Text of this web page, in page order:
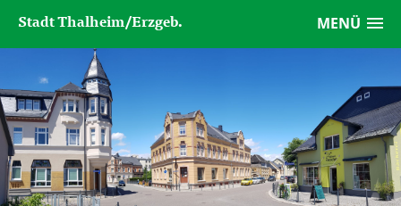
MENÜ
Stadt Thalheim/Erzgeb.